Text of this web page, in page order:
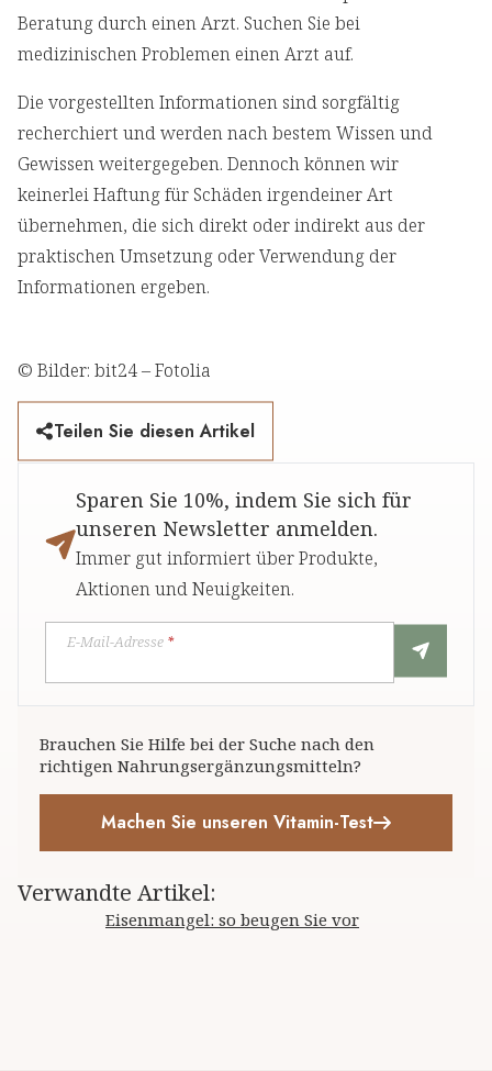
Beratung durch einen Arzt. Suchen Sie bei
medizinischen Problemen einen Arzt auf.
Die vorgestellten Informationen sind sorgfältig
recherchiert und werden nach bestem Wissen und
Gewissen weitergegeben. Dennoch können wir
keinerlei Haftung für Schäden irgendeiner Art
übernehmen, die sich direkt oder indirekt aus der
praktischen Umsetzung oder Verwendung der
Informationen ergeben.
© Bilder: bit24 – Fotolia
Teilen Sie diesen Artikel
Sparen Sie 10%, indem Sie sich für
unseren Newsletter anmelden.
Immer gut informiert über Produkte,
Aktionen und Neuigkeiten.
E-Mail-Adresse *
Brauchen Sie Hilfe bei der Suche nach den
richtigen Nahrungsergänzungsmitteln?
Machen Sie unseren Vitamin-Test
Verwandte Artikel:
Eisenmangel: so beugen Sie vor